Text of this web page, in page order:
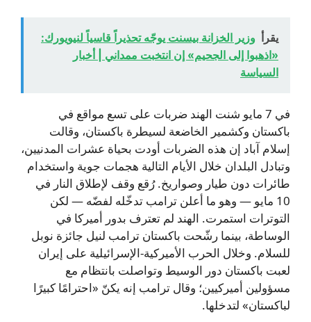
يقرأ وزير الخزانة بيسنت يوجّه تحذيراً قاسياً لنيويورك:
«اذهبوا إلى الجحيم» إن انتخبت ممداني | أخبار
السياسة
في 7 مايو شنت الهند ضربات على تسع مواقع في
باكستان وكشمير الخاضعة لسيطرة باكستان، وقالت
إسلام آباد إن هذه الضربات أودت بحياة عشرات المدنيين،
وتبادل البلدان خلال الأيام التالية هجمات جوية واستخدام
طائرات دون طيار وصواريخ. رُقع وقف لإطلاق النار في
10 مايو — وهو ما أعلن ترامب تدخّله لفضّه — لكن
التوترات استمرت. الهند لم تعترف بدور أميركا في
الوساطة، بينما رشّحت باكستان ترامب لنيل جائزة نوبل
للسلام. وخلال الحرب الأميركية‑الإسرائيلية على إيران
لعبت باكستان دور الوسيط وتواصلت بانتظام مع
مسؤولين أميركيين؛ وقال ترامب إنه يكنّ «احترامًا كبيرًا
لباكستان» لتدخلها.